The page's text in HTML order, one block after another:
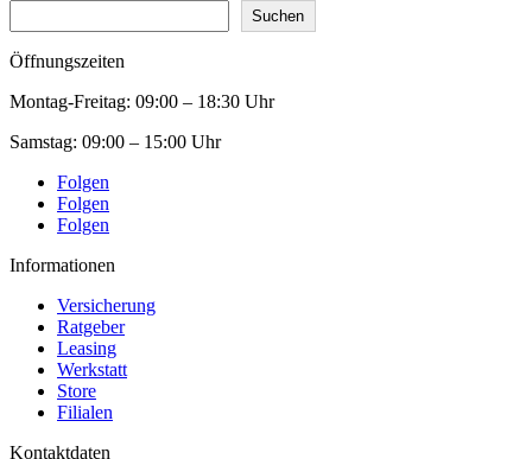
Suchen
Öffnungszeiten
Montag-Freitag: 09:00 – 18:30 Uhr
Samstag: 09:00 – 15:00 Uhr
Folgen
Folgen
Folgen
Informationen
Versicherung
Ratgeber
Leasing
Werkstatt
Store
Filialen
Kontaktdaten